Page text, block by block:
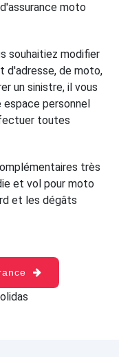
moto
souhaitiez modifier
d'adresse, de moto,
un sinistre, il vous
personnel
toutes
très
et vol pour moto
et les dégâts